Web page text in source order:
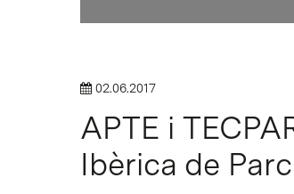
02.06.2017
APTE i
Ibèrica de